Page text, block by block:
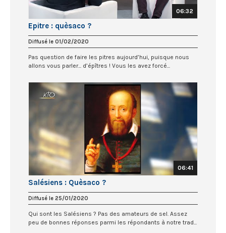
06:32
Epitre : quèsaco ?
Diffusé le 01/02/2020
Pas question de faire les pitres aujourd’hui, puisque nous
allons vous parler... d’épîtres ! Vous les avez forcé...
06:41
Salésiens : Quèsaco ?
Diffusé le 25/01/2020
Qui sont les Salésiens ? Pas des amateurs de sel. Assez
peu de bonnes réponses parmi les répondants à notre trad...